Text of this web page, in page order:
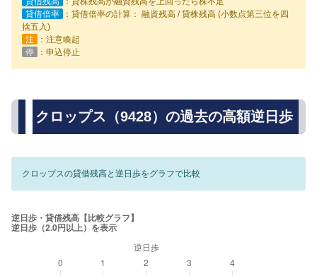
貸借倍率
：貸借倍率の計算： 融資残高 / 貸株残高 (小数点第三位を四
捨五入)
注
：注意喚起
停
：申込停止
クロップス（9428）の過去の高額逆日歩
クロップスの貸借残高と逆日歩をグラフで比較